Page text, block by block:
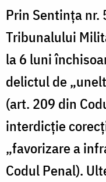
Prin Sentința nr.
Tribunalului
la 6 luni
delictul de
(art. 209 din
interdicție
„favorizare a
Codul Penal).